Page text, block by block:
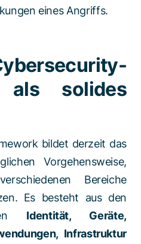
eines Angriffs.
als solides
bildet derzeit das
Vorgehensweise,
Bereiche
Es besteht aus den
Identität, Geräte,
Infrastruktur